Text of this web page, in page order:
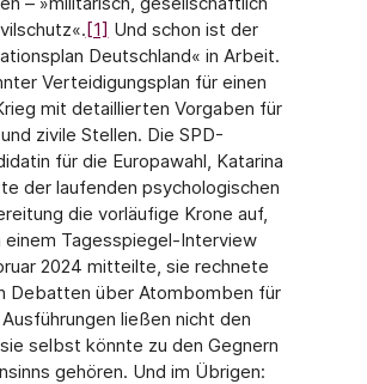
[1] Und schon ist der
Deutschland« in Arbeit.
Verteidigungsplan für einen
mit detaillierten Vorgaben für
zivile Stellen. Die SPD-
für die Europawahl, Katarina
der laufenden psychologischen
die vorläufige Krone auf,
einem Tagesspiegel-Interview
2024 mitteilte, sie rechnete
Debatten über Atombomben für
ließen nicht den
selbst könnte zu den Gegnern
gehören. Und im Übrigen: